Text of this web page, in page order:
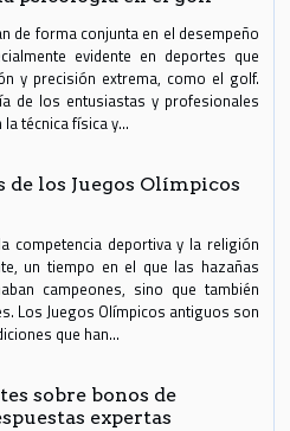
de forma conjunta en el desempeño
evidente en deportes que
y precisión extrema, como el golf.
de los entusiastas y profesionales
técnica física y...
de los Juegos Olímpicos
competencia deportiva y la religión
un tiempo en el que las hazañas
campeones, sino que también
Los Juegos Olímpicos antiguos son
que han...
sobre bonos de
expertas